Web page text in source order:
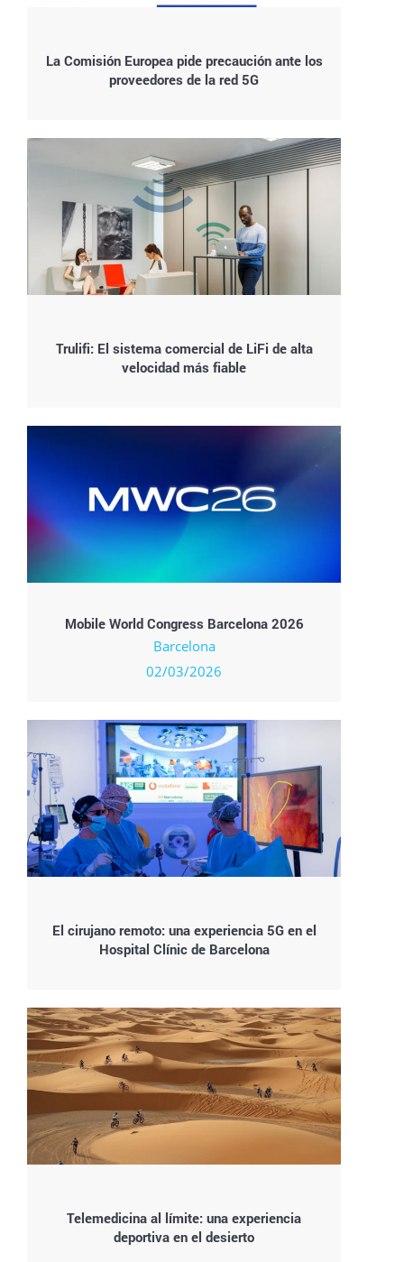
La Comisión Europea pide precaución ante los
proveedores de la red 5G
Trulifi: El sistema comercial de LiFi de alta
velocidad más fiable
Mobile World Congress Barcelona 2026
Barcelona
02/03/2026
El cirujano remoto: una experiencia 5G en el
Hospital Clínic de Barcelona
Telemedicina al límite: una experiencia
deportiva en el desierto